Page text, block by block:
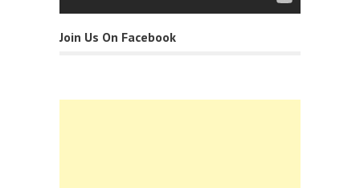
Join Us On Facebook